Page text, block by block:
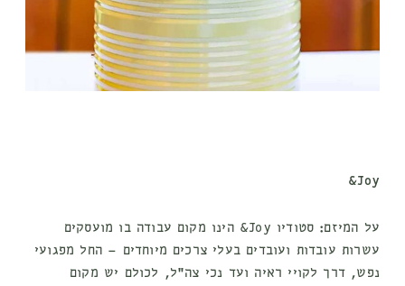
Joy&
על המיזם:
סטודיו Joy& הינו מקום עבודה בו מועסקים
עשרות עובדות ועובדים בעלי צרכים מיוחדים – החל מפגועי
נפש, דרך לקויי ראיה ועד נכי צה״ל, לכולם יש מקום